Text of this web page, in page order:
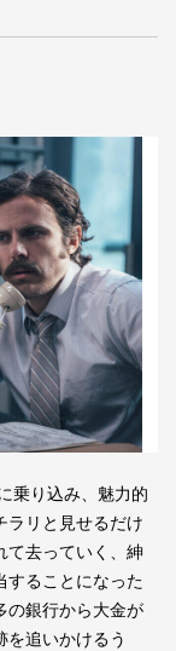
乗り込み、魅力的
ラリと見せるだけ
て去っていく、紳
することになった
の銀行から大金が
を追いかけるう